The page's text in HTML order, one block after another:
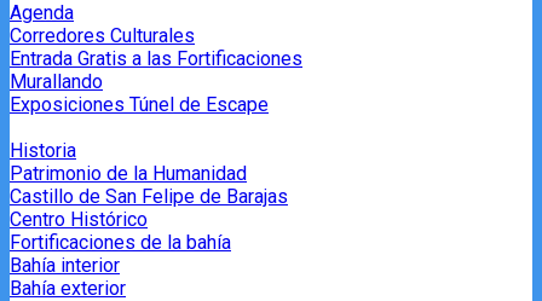
Agenda
Corredores Culturales
Entrada Gratis a las Fortificaciones
Murallando
Exposiciones Túnel de Escape
Historia
Patrimonio de la Humanidad
Castillo de San Felipe de Barajas
Centro Histórico
Fortificaciones de la bahía
Bahía interior
Bahía exterior